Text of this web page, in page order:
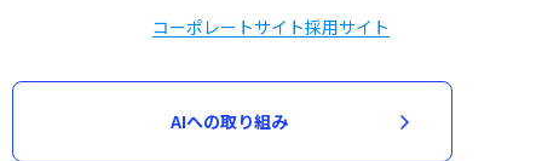
コーポレートサイト採用サイト
AIへの取り組み